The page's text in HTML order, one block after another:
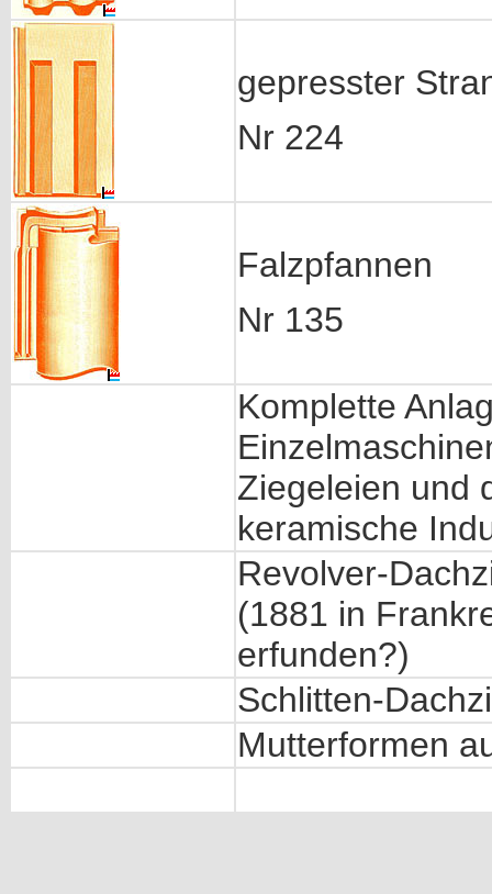
gepresster
Nr 224
Falzpfannen
Nr 135
Komplette
Ziegeleien und
keramische
Revolver-
(1881 in
erfunden?)
Schlitten-
Mutterformen